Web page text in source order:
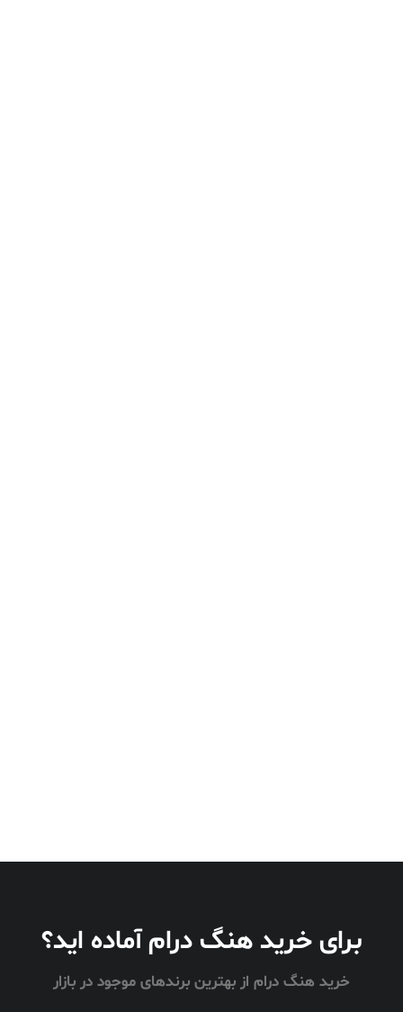
برای خرید هنگ درام آماده اید؟
خرید هنگ درام از بهترین برندهای موجود در بازار